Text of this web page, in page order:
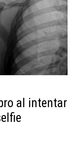
al intentar